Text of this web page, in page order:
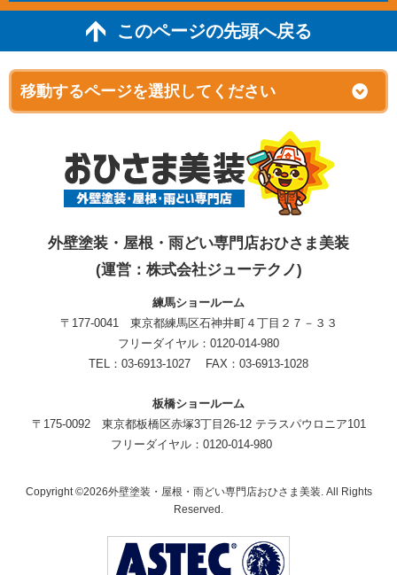
このページの先頭へ戻る
外壁塗装・屋根・雨どい専門店おひさま美装
(運営：株式会社ジューテクノ)
練馬ショールーム
〒177-0041 東京都練馬区石神井町４丁目２７－３３
フリーダイヤル：0120-014-980
TEL：03-6913-1027 FAX：03-6913-1028
板橋ショールーム
〒175-0092 東京都板橋区赤塚3丁目26-12 テラスパウロニア101
フリーダイヤル：0120-014-980
Copyright ©2026外壁塗装・屋根・雨どい専門店おひさま美装. All Rights
Reserved.